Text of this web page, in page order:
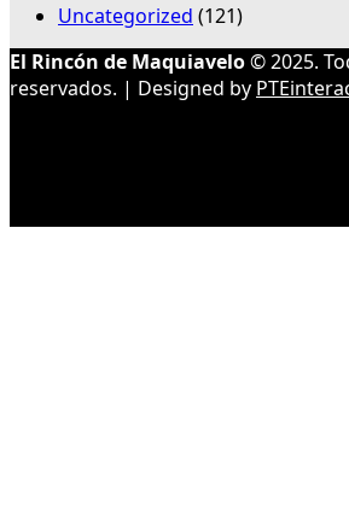
Uncategorized (121)
El Rincón de Maquiavelo© 2025.
reservados. | Designed by